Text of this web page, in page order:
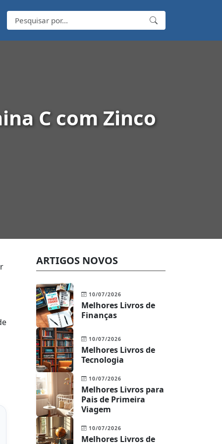
C com Zinco
ARTIGOS NOVOS
10/07/2026
Melhores Livros de
Finanças
10/07/2026
Melhores Livros de
Tecnologia
10/07/2026
Melhores Livros para
Pais de Primeira
Viagem
10/07/2026
Melhores Livros de